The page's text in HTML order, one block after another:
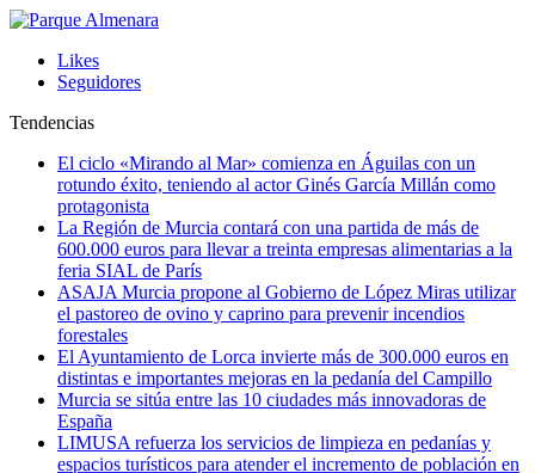
Likes
Seguidores
Tendencias
El ciclo «Mirando al Mar» comienza en Águilas con un
rotundo éxito, teniendo al actor Ginés García Millán como
protagonista
La Región de Murcia contará con una partida de más de
600.000 euros para llevar a treinta empresas alimentarias a la
feria SIAL de París
ASAJA Murcia propone al Gobierno de López Miras utilizar
el pastoreo de ovino y caprino para prevenir incendios
forestales
El Ayuntamiento de Lorca invierte más de 300.000 euros en
distintas e importantes mejoras en la pedanía del Campillo
Murcia se sitúa entre las 10 ciudades más innovadoras de
España
LIMUSA refuerza los servicios de limpieza en pedanías y
espacios turísticos para atender el incremento de población en